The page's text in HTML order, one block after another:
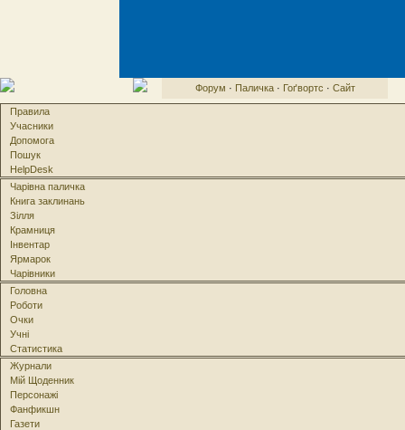
Форум · Паличка· Гоґвортс · Сайт
Правила
Учасники
Допомога
Пошук
HelpDesk
Чарівна паличка
Книга заклинань
Зілля
Крамниця
Інвентар
Ярмарок
Чарівники
Головна
Роботи
Очки
Учні
Статистика
Журнали
Мій Щоденник
Персонажі
Фанфикшн
Газети